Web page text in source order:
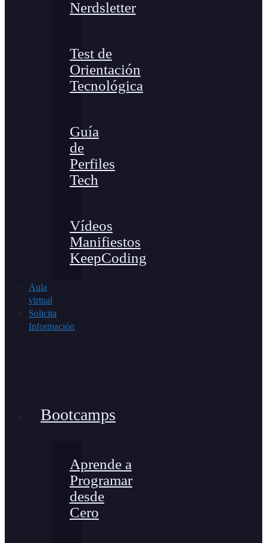
Nerdsletter
Test de
Orientación
Tecnológica
Guía
de
Perfiles
Tech
Vídeos
Manifiestos
KeepCoding
Aula
virtual
Solicita
Información
Bootcamps
Aprende a
Programar
desde
Cero